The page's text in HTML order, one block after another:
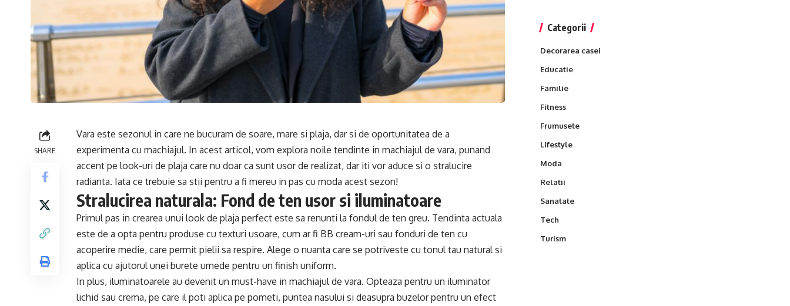
SHARE
Vara este sezonul in care ne bucuram de soare, mare si plaja, dar si de oportunitatea de a
experimenta cu machiajul. In acest articol, vom explora noile tendinte in machiajul de vara, punand
accent pe look-uri de plaja care nu doar ca sunt usor de realizat, dar iti vor aduce si o stralucire
radianta. Iata ce trebuie sa stii pentru a fi mereu in pas cu moda acest sezon!
Stralucirea naturala: Fond de ten usor si iluminatoare
Primul pas in crearea unui look de plaja perfect este sa renunti la fondul de ten greu. Tendinta actuala
este de a opta pentru produse cu texturi usoare, cum ar fi BB cream-uri sau fonduri de ten cu
acoperire medie, care permit pielii sa respire. Alege o nuanta care se potriveste cu tonul tau natural si
aplica cu ajutorul unei burete umede pentru un finish uniform.
In plus, iluminatoarele au devenit un must-have in machiajul de vara. Opteaza pentru un iluminator
lichid sau crema, pe care il poti aplica pe pometi, puntea nasului si deasupra buzelor pentru un efect
Categorii
Decorarea casei
Educatie
Familie
Fitness
Frumusete
Lifestyle
Moda
Relatii
Sanatate
Tech
Turism